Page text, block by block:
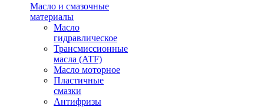
Масло и смазочные
материалы
Масло
гидравлическое
Трансмиссионные
масла (ATF)
Масло моторное
Пластичные
смазки
Антифризы